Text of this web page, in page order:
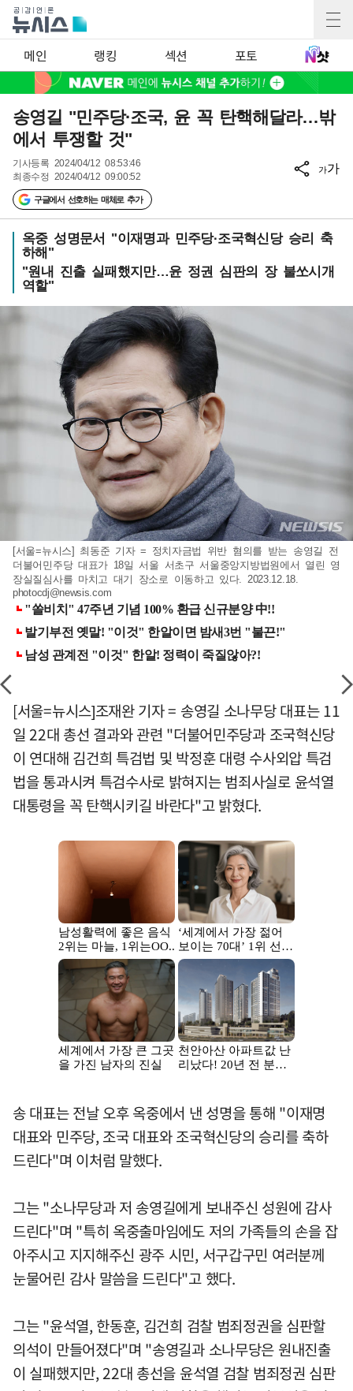
메인 랭킹 섹션 포토
송영길 "민주당·조국, 윤 꼭 탄핵해달라…밖
에서 투쟁할 것"
기사등록 2024/04/12 08:53:46
최종수정 2024/04/12 09:00:52
구글에서 선호하는 매체로 추가
가가
옥중 성명문서 "이재명과 민주당·조국혁신당 승리 축
하해"
"원내 진출 실패했지만…윤 정권 심판의 장 불쏘시개
역할"
[서울=뉴시스] 최동준 기자 = 정치자금법 위반 혐의를 받는 송영길 전
더불어민주당 대표가 18일 서울 서초구 서울중앙지방법원에서 열린 영
장실질심사를 마치고 대기 장소로 이동하고 있다. 2023.12.18.
photocdj@newsis.com
[서울=뉴시스]조재완 기자 = 송영길 소나무당 대표는 11
일 22대 총선 결과와 관련 "더불어민주당과 조국혁신당
이 연대해 김건희 특검법 및 박정훈 대령 수사외압 특검
법을 통과시켜 특검수사로 밝혀지는 범죄사실로 윤석열
대통령을 꼭 탄핵시키길 바란다"고 밝혔다.
송 대표는 전날 오후 옥중에서 낸 성명을 통해 "이재명
대표와 민주당, 조국 대표와 조국혁신당의 승리를 축하
드린다"며 이처럼 말했다.
그는 "소나무당과 저 송영길에게 보내주신 성원에 감사
드린다"며 "특히 옥중출마임에도 저의 가족들의 손을 잡
아주시고 지지해주신 광주 시민, 서구갑구민 여러분께
눈물어린 감사 말씀을 드린다"고 했다.
그는 "윤석열, 한동훈, 김건희 검찰 범죄정권을 심판할
의석이 만들어졌다"며 "송영길과 소나무당은 원내진출
이 실패했지만, 22대 총선을 윤석열 검찰 범죄정권 심판